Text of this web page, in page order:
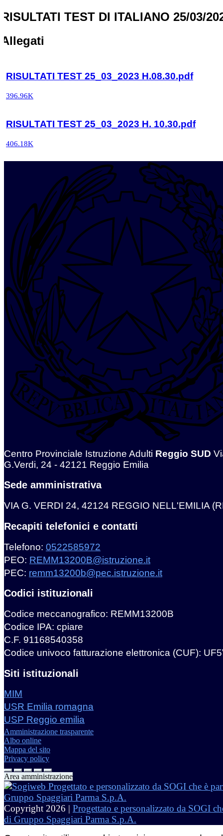
RISULTATI TEST DI ITALIANO 25/03/
Allegati
RISULTATI TEST 25_03_2023 H.08.30.pdf
396.96K
RISULTATI TEST 25_03_2023 H. 10.30.pdf
406.18K
Centro Provinciale Istruzione Adulti Reggio SUD
G.Verdi, 24 - 42121 Reggio Emilia
Sede amministrativa
VIA G. VERDI 24, 42124 REGGIO NELL'EMILIA
Recapiti telefonici e contatti
Telefono: 0522585972
PEO: REMM13200B@istruzione.it
PEC: remm13200b@pec.istruzione.it
Codici istituzionali
Codice meccanografico: REMM13200B
Codice IPA: cpiare
C.F. 91168540358
Codice univoco fatturazione elettronica (CUF):
Siti istituzionali
MIM
USR Emilia romagna
USP Reggio emilia
Amministrazione trasparente
Albo online
Mappa del sito
Privacy policy
Area amministrazione
Copyright 2026 | Progettato e personalizzato da SOGI
di Gruppo Spaggiari Parma S.p.A.